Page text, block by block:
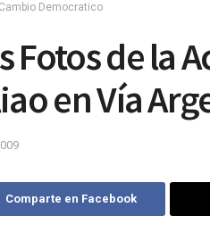
Cambio Democratico
Fotos de la
en Vía
Comparte en Facebook